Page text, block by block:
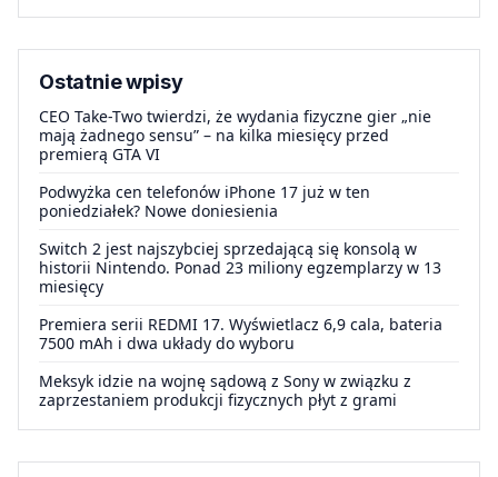
Ostatnie wpisy
CEO Take-Two twierdzi, że wydania fizyczne gier „nie
mają żadnego sensu” – na kilka miesięcy przed
premierą GTA VI
Podwyżka cen telefonów iPhone 17 już w ten
poniedziałek? Nowe doniesienia
Switch 2 jest najszybciej sprzedającą się konsolą w
historii Nintendo. Ponad 23 miliony egzemplarzy w 13
miesięcy
Premiera serii REDMI 17. Wyświetlacz 6,9 cala, bateria
7500 mAh i dwa układy do wyboru
Meksyk idzie na wojnę sądową z Sony w związku z
zaprzestaniem produkcji fizycznych płyt z grami